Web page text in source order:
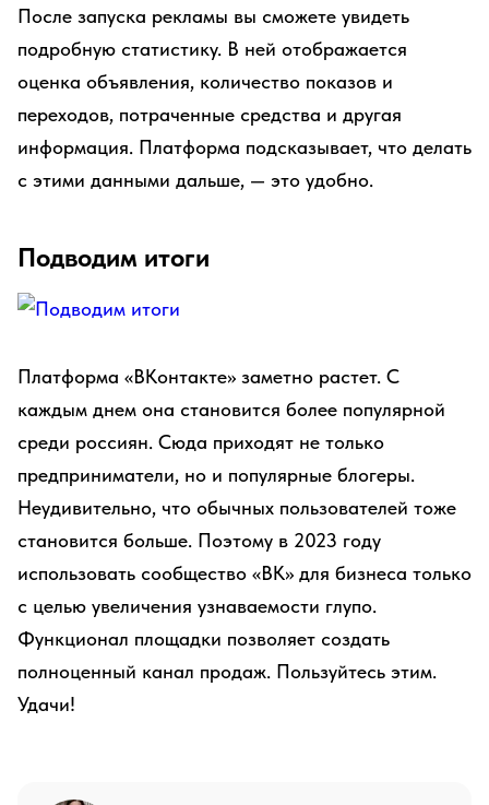
После запуска рекламы вы сможете увидеть
подробную статистику. В ней отображается
оценка объявления, количество показов и
переходов, потраченные средства и другая
информация. Платформа подсказывает, что делать
с этими данными дальше, — это удобно.
Подводим итоги
Платформа «ВКонтакте» заметно растет. С
каждым днем она становится более популярной
среди россиян. Сюда приходят не только
предприниматели, но и популярные блогеры.
Неудивительно, что обычных пользователей тоже
становится больше. Поэтому в 2023 году
использовать сообщество «ВК» для бизнеса только
с целью увеличения узнаваемости глупо.
Функционал площадки позволяет создать
полноценный канал продаж. Пользуйтесь этим.
Удачи!